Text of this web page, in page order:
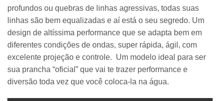
profundos ou quebras de linhas agressivas, todas suas
linhas são bem equalizadas e aí está o seu segredo. Um
design de altíssima performance que se adapta bem em
diferentes condições de ondas, super rápida, ágil, com
excelente projeção e controle. Um modelo ideal para ser
sua prancha “oficial” que vai te trazer performance e
diversão toda vez que você coloca-la na água.